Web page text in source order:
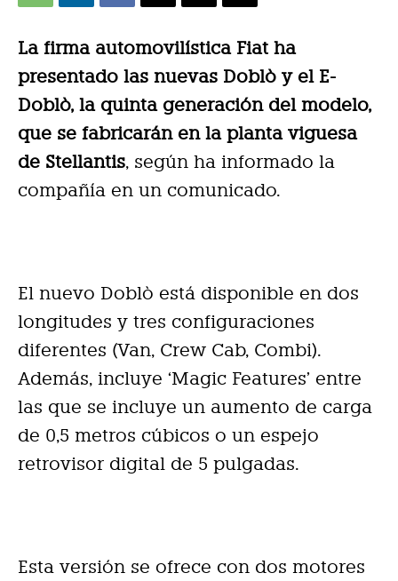
La firma automovilística Fiat ha
presentado las nuevas Doblò y el E-
Doblò, la quinta generación del modelo,
que se fabricarán en la planta viguesa
de Stellantis, según ha informado la
compañía en un comunicado.
El nuevo Doblò está disponible en dos
longitudes y tres configuraciones
diferentes (Van, Crew Cab, Combi).
Además, incluye ‘Magic Features’ entre
las que se incluye un aumento de carga
de 0,5 metros cúbicos o un espejo
retrovisor digital de 5 pulgadas.
Esta versión se ofrece con dos motores